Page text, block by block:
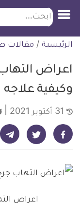
التخطي
للمحتوى
ابحث
الرئيسية / مقالات
اعراض
وكيفية علاجه
شارك على فيسبوك - ديلي ميديكال انفو شارك على تويتر - ديلي ميديكال انفو شارك على
اعراض